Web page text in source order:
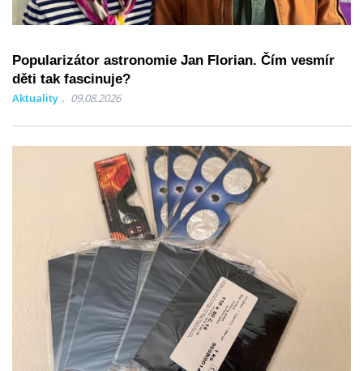
Popularizátor astronomie Jan Florian. Čím vesmír
děti tak fascinuje?
Aktuality 09.08.2026